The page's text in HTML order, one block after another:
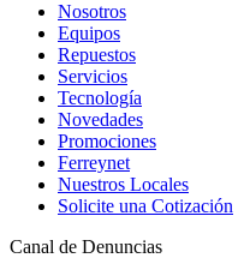
Nosotros
Equipos
Repuestos
Servicios
Tecnología
Novedades
Promociones
Ferreynet
Nuestros Locales
Solicite una Cotización
Canal de Denuncias